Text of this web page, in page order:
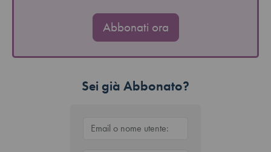
Abbonati ora
Sei già Abbonato?